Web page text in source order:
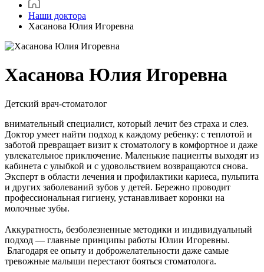
Наши доктора
Хасанова Юлия Игоревна
Хасанова Юлия Игоревна
Детский врач-стоматолог
внимательный специалист, который лечит без страха и слез.
Доктор умеет найти подход к каждому ребенку: с теплотой и
заботой превращает визит к стоматологу в комфортное и даже
увлекательное приключение. Маленькие пациенты выходят из
кабинета с улыбкой и с удовольствием возвращаются снова.
Эксперт в области лечения и профилактики кариеса, пульпита
и других заболеваний зубов у детей. Бережно проводит
профессиональная гигиену, устанавливает коронки на
молочные зубы.
Аккуратность, безболезненные методики и индивидуальный
подход — главные принципы работы Юлии Игоревны.
Благодаря ее опыту и доброжелательности даже самые
тревожные малыши перестают бояться стоматолога.